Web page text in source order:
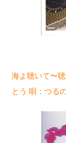
海よ聴いて〜
とう 唄：つる